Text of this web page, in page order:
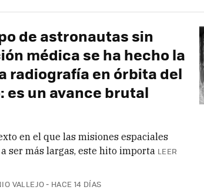
de astronautas sin
médica se ha hecho la
radiografía en órbita del
es un avance brutal
en el que las misiones espaciales
ser más largas, este hito importa LEER
VALLEJO HACE 14 DÍAS